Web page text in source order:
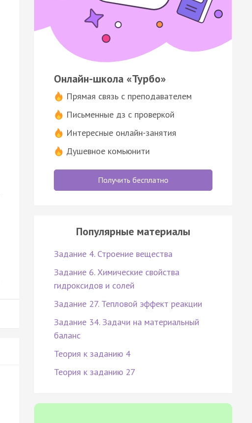
Онлайн-школа «Турбо»
Прямая связь с преподавателем
Письменные дз с проверкой
Интересные онлайн-занятия
Душевное комьюнити
Получить бесплатно
Популярные материалы
Задание 4. Строение вещества
Задание 6. Химические свойства
гидроксидов и солей
Задание 27. Тепловой эффект реакции
Задание 34. Задачи на материальный
баланс
Теория к заданию 4
Теория к заданию 27